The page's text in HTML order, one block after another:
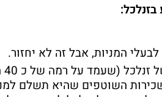
המניות, אבל זה לא יחזור.